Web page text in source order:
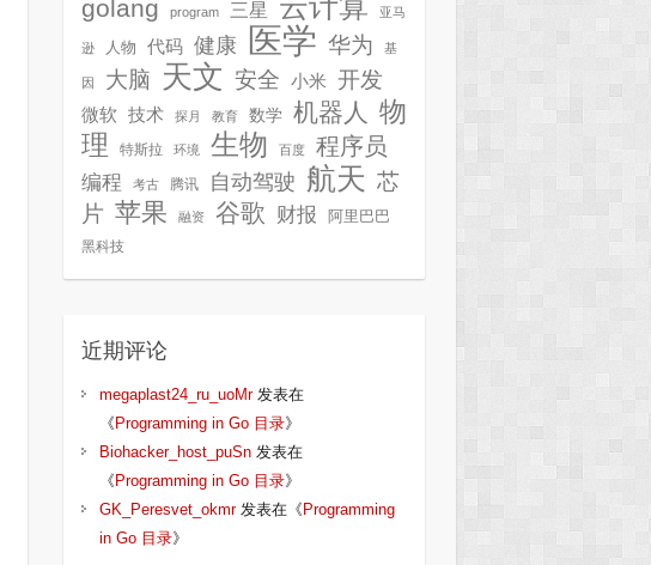
golang
program 三星 云计算 亚马
逊 人物 代码 健康 医学 华为 基
因 大脑 天文 安全 小米 开发
微软 技术 探月 教育 数学 机器人 物
理
特斯拉 环境 生物 百度 程序员
编程 考古 腾讯 自动驾驶 航天 芯
片 苹果 融资 谷歌 财报 阿里巴巴
黑科技
近期评论
megaplast24_ru_uoMr发表在
《 Programming in Go 目录》
Biohacker_host_puSn发表在
《 Programming in Go 目录》
GK_Peresvet_okmr发表在《 Programming
in Go 目录》